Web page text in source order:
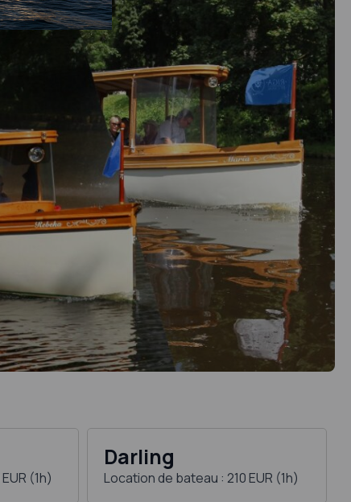
(1h)
Darling
Location de bateau : 210 EUR (1h)